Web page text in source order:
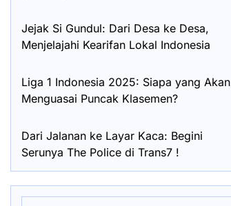
Jejak Si Gundul: Dari Desa ke Desa,
Menjelajahi Kearifan Lokal Indonesia
Liga 1 Indonesia 2025: Siapa yang Akan
Menguasai Puncak Klasemen?
Dari Jalanan ke Layar Kaca: Begini
Serunya The Police di Trans7 !